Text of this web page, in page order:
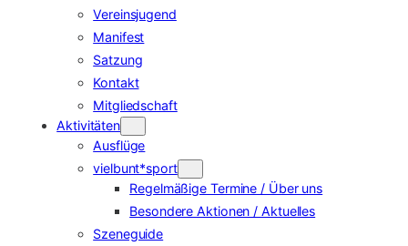
Vereinsjugend
Manifest
Satzung
Kontakt
Mitgliedschaft
Aktivitäten
Ausflüge
vielbunt*sport
Regelmäßige Termine / Über uns
Besondere Aktionen / Aktuelles
Szeneguide